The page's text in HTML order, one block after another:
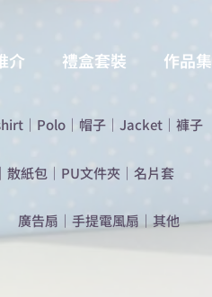
介 禮盒套裝 作品集
｜ Polo ｜ 帽子 ｜ Jacket ｜ 褲子
｜ 散紙包 ｜ PU文件夾 ｜ 名片套
​廣告扇 ｜ 手提電風扇 ｜ 其他